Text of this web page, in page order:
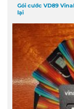
Gói cước VD89
lại